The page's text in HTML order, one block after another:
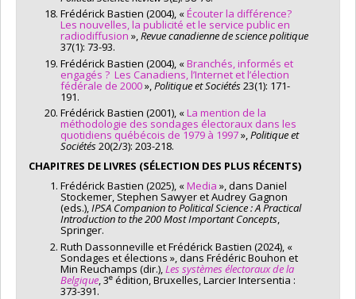
Frédérick Bastien (2004), «Écouter la différence?
Les nouvelles, la publicité et le service public en
radiodiffusion »,Revue canadienne de science politique
37(1): 73-93.
Frédérick Bastien (2004), «Branchés, informés et
engagés ? Les Canadiens, l’Internet et l’élection
fédérale de 2000»,Politique et Sociétés23(1): 171-
191.
Frédérick Bastien (2001), «La mention de la
méthodologie des sondages électoraux dans les
quotidiens québécois de 1979 à 1997»,Politique et
Sociétés20(2/3): 203-218.
CHAPITRES DE LIVRES (SÉLECTION DES PLUS RÉCENTS)
Frédérick Bastien (2025), «Media », dans Daniel
Stockemer, Stephen Sawyer et Audrey Gagnon
(eds.),IPSA Companion to Political Science : A Practical
Introduction to the 200 Most Important Concepts,
Springer.
Ruth Dassonneville et Frédérick Bastien (2024), «
Sondages et élections », dans Frédéric Bouhon et
Min Reuchamps (dir.),Les systèmes électoraux de la
Belgique, 3e édition, Bruxelles, Larcier Intersentia :
373-391.